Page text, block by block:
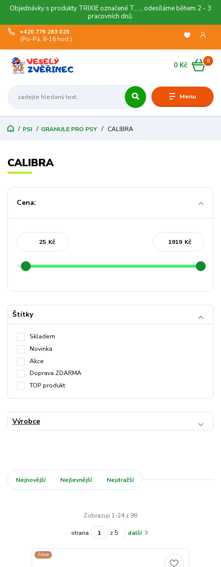
Objednávky s produkty TRIXIE označené T....., odesíláme během 2 - 3
pracovních dnů.
Menu
+420 776 263 020
(Po-Pá, 8-16 hod.)
0
0 Kč
PSI GRANULE PRO PSY CALIBRA
CALIBRA
Cena:
Kč Kč
Štítky
Skladem
Novinka
Akce
Doprava ZDARMA
TOP produkt
Výrobce
Nejnovější Nejlevnější Nejdražší
Zobrazuji 1-24 z 98
strana z 5 další
Akce